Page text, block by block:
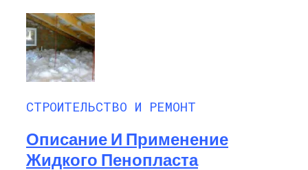
СТРОИТЕЛЬСТВО И РЕМОНТ
Описание И Применение
Жидкого Пенопласта